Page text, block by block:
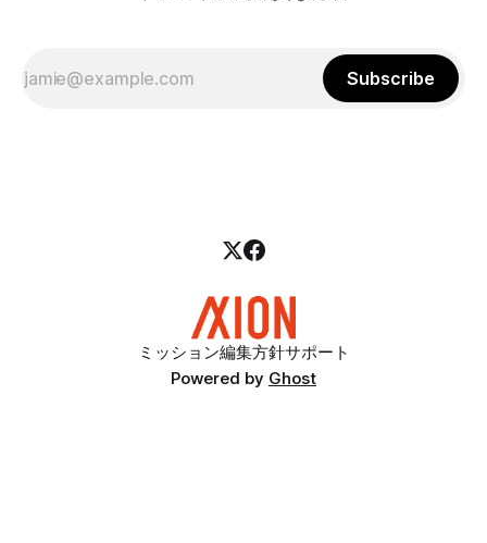
Subscribe
ミッション編集方針サポート
Powered by Ghost